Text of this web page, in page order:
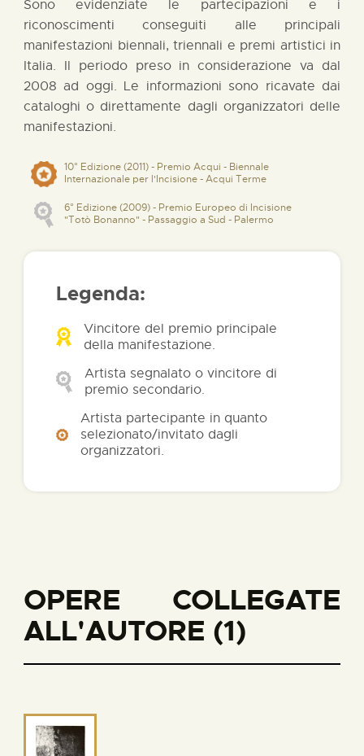
Sono evidenziate le partecipazioni e i
riconoscimenti conseguiti alle principali
manifestazioni biennali, triennali e premi artistici in
Italia. Il periodo preso in considerazione va dal
2008 ad oggi. Le informazioni sono ricavate dai
cataloghi o direttamente dagli organizzatori delle
manifestazioni.
10° Edizione (2011) - Premio Acqui - Biennale
Internazionale per l'Incisione - Acqui Terme
6° Edizione (2009) - Premio Europeo di Incisione
"Totò Bonanno" - Passaggio a Sud - Palermo
Legenda:
Vincitore del premio principale
della manifestazione.
Artista segnalato o vincitore di
premio secondario.
Artista partecipante in quanto
selezionato/invitato dagli
organizzatori.
OPERE COLLEGATE
ALL'AUTORE (1)